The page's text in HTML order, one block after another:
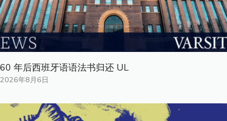
60 年后西班牙语语法书归还 UL
2026年8月6日